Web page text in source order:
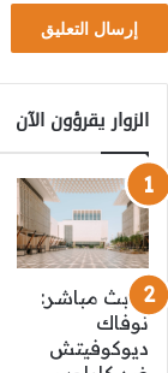
الزوار يقرؤون الآن